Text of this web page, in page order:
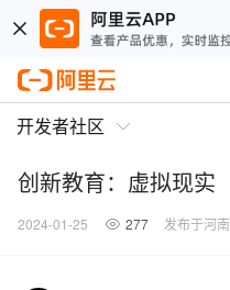
开发者社区
创新教育：虚拟现实
2024-01-25 277 发布于河南